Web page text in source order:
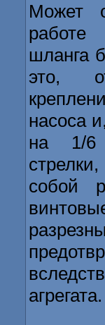
Может
работе
шланга
это,
насоса
на 1/6
собой
агрегата.